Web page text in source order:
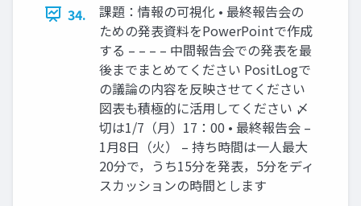
34.
課題：情報の可視化 • 最終報告会の
ための発表資料をPowerPointで作成
する – – – – 中間報告会での発表を最
後までまとめてください PositLogで
の議論の内容を反映させてください
図表も積極的に活用してください 〆
切は1/7（月）17：00 • 最終報告会 –
1月8日（火） – 持ち時間は一人最大
20分で，うち15分を発表，5分をディ
スカッションの時間とします